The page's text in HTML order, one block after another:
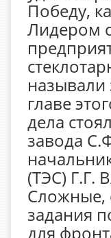
Победу,
Лидером
главе
дела
завода
(ТЭС) Г.Г.
Сложные,
задания
для